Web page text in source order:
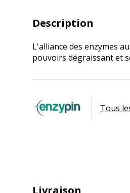
Description
L'alliance des enzymes
pouvoirs dégraissant et
Tous